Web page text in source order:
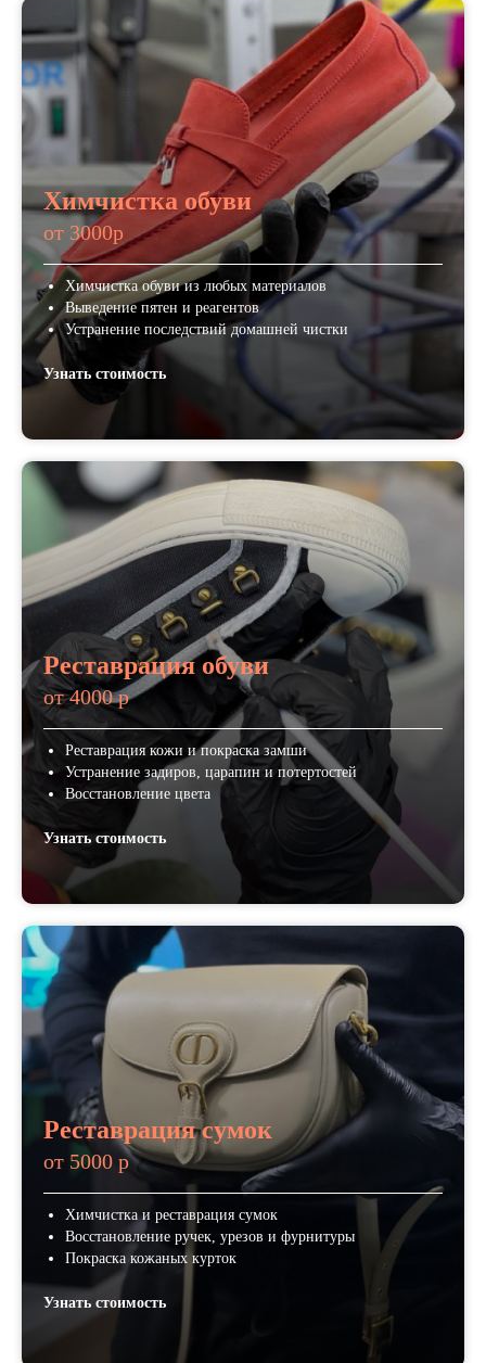
Химчистка обуви
от 3000р
Химчистка обуви из любых материалов
Выведение пятен и реагентов
Устранение последствий домашней чистки
Узнать стоимость
Реставрация обуви
от 4000 р
Реставрация кожи и покраска замши
Устранение задиров, царапин и потертостей
Восстановление цвета
Узнать стоимость
Реставрация сумок
от 5000 р
Химчистка и реставрация сумок
Восстановление ручек, урезов и фурнитуры
Покраска кожаных курток
Узнать стоимость